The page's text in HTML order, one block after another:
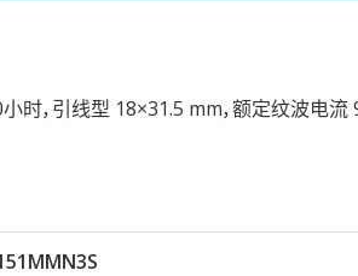
，引线型 18×31.5 mm，额定纹波电